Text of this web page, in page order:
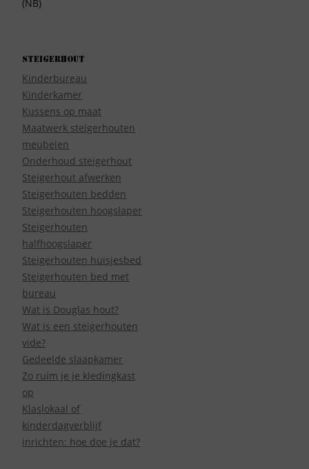
(NB)
Steigerhout
Kinderbureau
Kinderkamer
Kussens op maat
Maatwerk steigerhouten
meubelen
Onderhoud steigerhout
Steigerhout afwerken
Steigerhouten bedden
Steigerhouten hoogslaper
Steigerhouten
halfhoogslaper
Steigerhouten huisjesbed
Steigerhouten bed met
bureau
Wat is Douglas hout?
Wat is een steigerhouten
vide?
Gedeelde slaapkamer
Zo ruim je je kledingkast
op
Klaslokaal of
kinderdagverblijf
inrichten: hoe doe je dat?